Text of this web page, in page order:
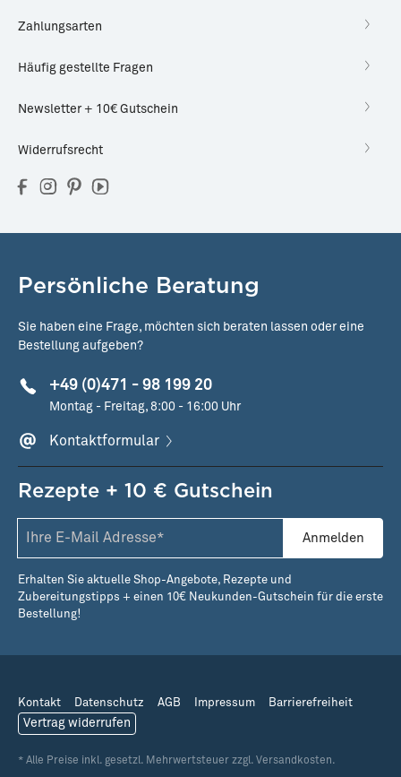
Zahlungsarten
Häufig gestellte Fragen
Newsletter + 10€ Gutschein
Widerrufsrecht
Persönliche Beratung
Sie haben eine Frage, möchten sich beraten lassen oder eine
Bestellung aufgeben?
+49 (0)471 - 98 199 20
Montag - Freitag, 8:00 - 16:00 Uhr
Kontaktformular
Rezepte + 10 € Gutschein
Anmelden
Erhalten Sie aktuelle Shop-Angebote, Rezepte und
Zubereitungstipps + einen 10€ Neukunden-Gutschein für die erste
Bestellung!
Kontakt Datenschutz AGB Impressum Barrierefreiheit
Vertrag widerrufen
* Alle Preise inkl. gesetzl. Mehrwertsteuer zzgl. Versandkosten.